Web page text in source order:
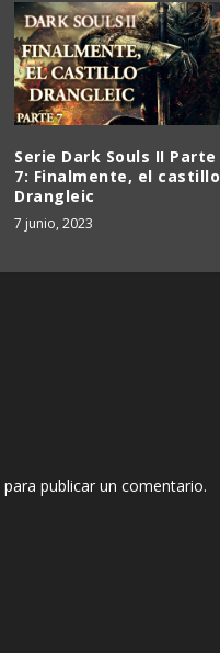
Serie Dark Souls II Parte
7: Finalmente, el castillo
Drangleic
7 junio, 2023
para publicar un comentario.